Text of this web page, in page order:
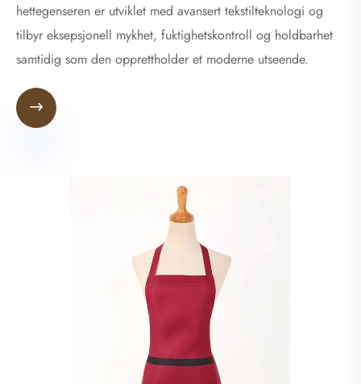
hettegenseren er utviklet med avansert tekstilteknologi og
tilbyr eksepsjonell mykhet, fuktighetskontroll og holdbarhet
samtidig som den opprettholder et moderne utseende.
